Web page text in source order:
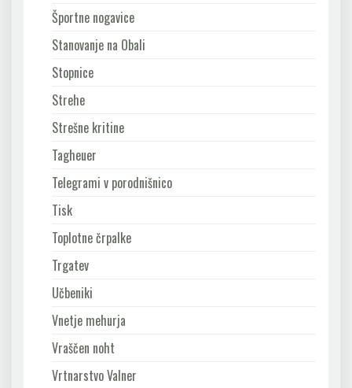
Športne nogavice
Stanovanje na Obali
Stopnice
Strehe
Strešne kritine
Tagheuer
Telegrami v porodnišnico
Tisk
Toplotne črpalke
Trgatev
Učbeniki
Vnetje mehurja
Vraščen noht
Vrtnarstvo Valner